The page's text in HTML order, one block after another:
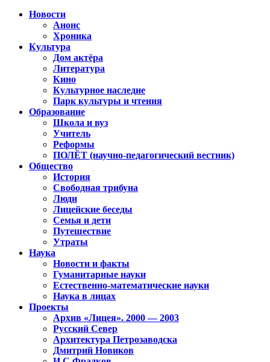
Новости
Анонс
Хроника
Культура
Дом актёра
Литература
Кино
Культурное наследие
Парк культуры и чтения
Образование
Школа и вуз
Учитель
Реформы
ПОЛЁТ (научно-педагогический вестник)
Общество
История
Свободная трибуна
Люди
Лицейские беседы
Семья и дети
Путешествие
Утраты
Наука
Новости и факты
Гуманитарные науки
Естественно-математические науки
Наука в лицах
Проекты
Архив «Лицея». 2000 — 2003
Русский Север
Архитектура Петрозаводска
Дмитрий Новиков